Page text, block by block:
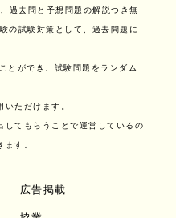
過去問と予想問題の解説つき無
の試験対策として、過去問題に
とができ、試験問題をランダム
ただけます。
してもらうことで運営しているの
す。
広告掲載